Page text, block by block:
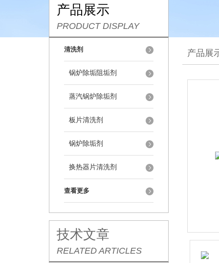
产品展示
PRODUCT DISPLAY
清洗剂
锅炉除垢阻垢剂
蒸汽锅炉除垢剂
板片清洗剂
锅炉除垢剂
换热器片清洗剂
查看更多
技术文章
RELATED ARTICLES
产品展